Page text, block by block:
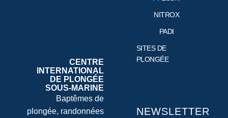
CENTRE
INTERNATIONAL
DE PLONGÉE
SOUS-MARINE
Baptêmes de
plongée, randonnées
NITROX
PADI
SITES DE
PLONGÉE
NEWSLETTER